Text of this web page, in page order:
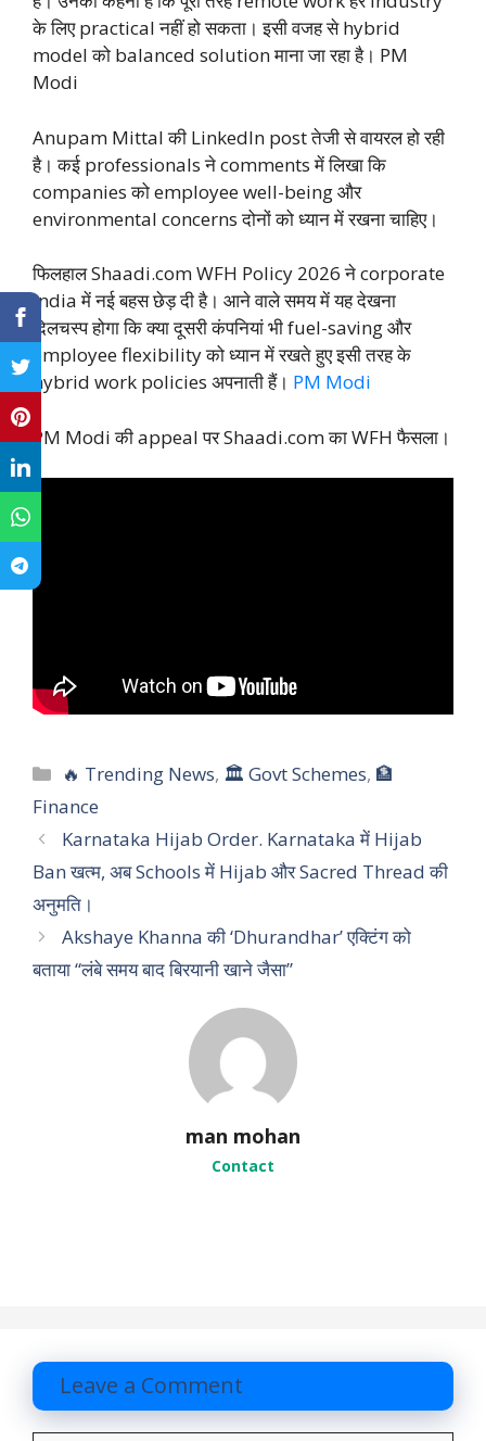
के लिए practical नहीं हो सकता। इसी वजह से hybrid
model को balanced solution माना जा रहा है। PM
Modi
Anupam Mittal की LinkedIn post तेजी से वायरल हो रही
है। कई professionals ने comments में लिखा कि
companies को employee well-being और
environmental concerns दोनों को ध्यान में रखना चाहिए।
फिलहाल Shaadi.com WFH Policy 2026 ने corporate
India में नई बहस छेड़ दी है। आने वाले समय में यह देखना
दिलचस्प होगा कि क्या दूसरी कंपनियां भी fuel-saving और
employee flexibility को ध्यान में रखते हुए इसी तरह के
hybrid work policies अपनाती हैं। PM Modi
PM Modi की appeal पर Shaadi.com का WFH फैसला।
C
a
e
g
o
r
i
🔥 Trending News, 🏛 Govt Schemes, 🏦
Finance
Karnataka Hijab Order. Karnataka में Hijab
Ban खत्म, अब Schools में Hijab और Sacred Thread की
अनुमति।
Akshaye Khanna की ‘Dhurandhar’ एक्टिंग को
बताया “लंबे समय बाद बिरयानी खाने जैसा”
man mohan
Contact
Leave a Comment